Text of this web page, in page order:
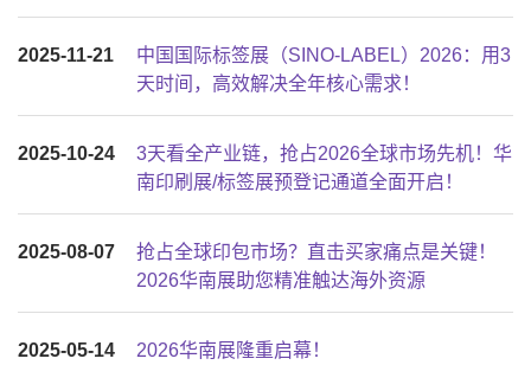
2025-11-21
中国国际标签展（SINO-LABEL）2026：用3
天时间，高效解决全年核心需求！
2025-10-24
3天看全产业链，抢占2026全球市场先机！华
南印刷展/标签展预登记通道全面开启！
2025-08-07
抢占全球印包市场？直击买家痛点是关键！
2026华南展助您精准触达海外资源
2025-05-14
2026华南展隆重启幕！